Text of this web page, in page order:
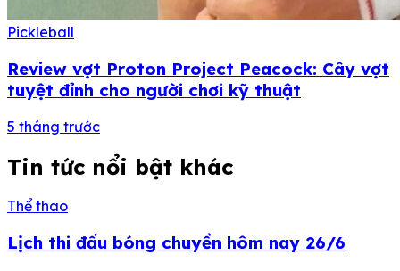
Pickleball
Review vợt Proton Project Peacock: Cây vợt
tuyệt đỉnh cho người chơi kỹ thuật
5 tháng trước
Tin tức nổi bật khác
Thể thao
Lịch thi đấu bóng chuyền hôm nay 26/6